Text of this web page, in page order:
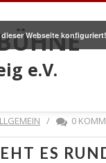
e.V.
/ 0
ES
Webseite